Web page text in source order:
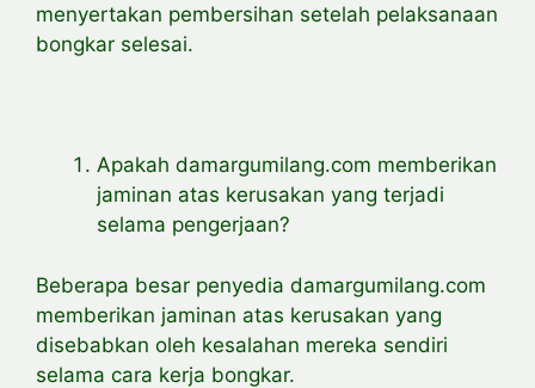
menyertakan pembersihan setelah pelaksanaan
bongkar selesai.
Apakah damargumilang.com memberikan
jaminan atas kerusakan yang terjadi
selama pengerjaan?
Beberapa besar penyedia damargumilang.com
memberikan jaminan atas kerusakan yang
disebabkan oleh kesalahan mereka sendiri
selama cara kerja bongkar.